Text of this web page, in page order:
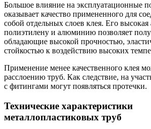
Большое влияние на эксплуатационные
оказывает качество примененного для
собой отдельных слоев клея. Его высокая
полиэтилену и алюминию позволяет
обладающие высокой прочностью,
стойкостью к воздействию высоких
Применение менее качественного клея
расслоению труб. Как следствие, на
с фитингами могут появляться протечки.
Технические характеристики
металлопластиковых труб